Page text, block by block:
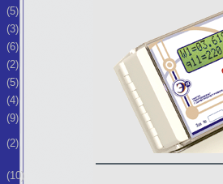
(5)
(3)
(6)
(2)
(5)
(4)
(9)
(2)
(10)